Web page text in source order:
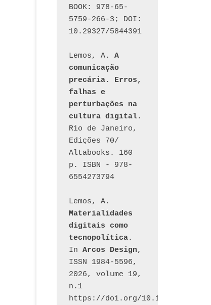
BOOK: 978-65-
5759-266-3; DOI:
10.29327/5844391
Lemos, A. A
comunicação
precária. Erros,
falhas e
perturbações na
cultura digital.
Rio de Janeiro,
Edições 70/
Altabooks. 160
p. ISBN - 978-
6554273794
Materialidades
digitais como
tecnopolítica.
In Arcos Design,
ISSN 1984-5596,
2026, volume 19,
n.1
https://doi.org/10.12957/